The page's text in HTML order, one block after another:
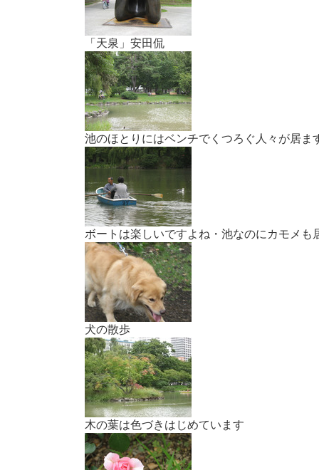
「天泉」安田侃
池のほとりにはベンチでくつろぐ人々が居ま
ボートは楽しいですよね・池なのにカモメも
犬の散歩
木の葉は色づきはじめています